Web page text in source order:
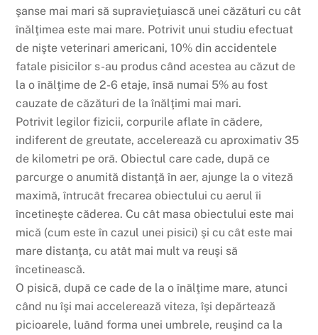
şanse mai mari să supravieţuiască unei căzături cu cât
înălţimea este mai mare. Potrivit unui studiu efectuat
de nişte veterinari americani, 10% din accidentele
fatale pisicilor s-au produs când acestea au căzut de
la o înălţime de 2-6 etaje, însă numai 5% au fost
cauzate de căzături de la înălţimi mai mari.
Potrivit legilor fizicii, corpurile aflate în cădere,
indiferent de greutate, accelerează cu aproximativ 35
de kilometri pe oră. Obiectul care cade, după ce
parcurge o anumită distanţă în aer, ajunge la o viteză
maximă, întrucât frecarea obiectului cu aerul îi
încetineşte căderea. Cu cât masa obiectului este mai
mică (cum este în cazul unei pisici) şi cu cât este mai
mare distanţa, cu atât mai mult va reuşi să
încetinească.
O pisică, după ce cade de la o înălţime mare, atunci
când nu îşi mai accelerează viteza, îşi depărtează
picioarele, luând forma unei umbrele, reuşind ca la